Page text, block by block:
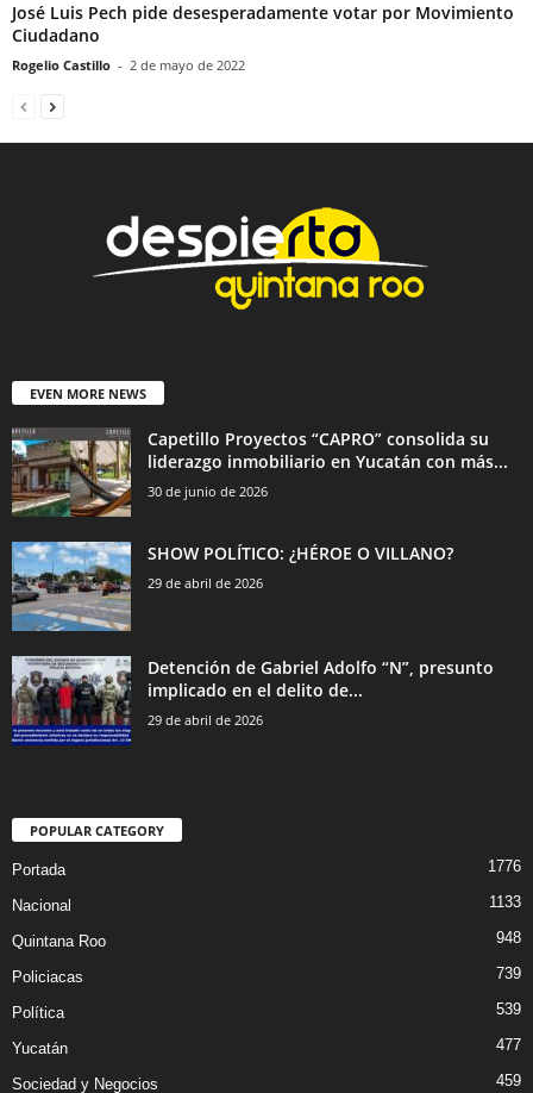
José Luis Pech pide desesperadamente votar por Movimiento
Ciudadano
Rogelio Castillo - 2 de mayo de 2022
EVEN MORE NEWS
Capetillo Proyectos “CAPRO” consolida su
liderazgo inmobiliario en Yucatán con más...
30 de junio de 2026
SHOW POLÍTICO: ¿HÉROE O VILLANO?
29 de abril de 2026
Detención de Gabriel Adolfo “N”, presunto
implicado en el delito de...
29 de abril de 2026
POPULAR CATEGORY
Portada 1776
Nacional 1133
Quintana Roo 948
Policiacas 739
Política 539
Yucatán 477
Sociedad y Negocios 459